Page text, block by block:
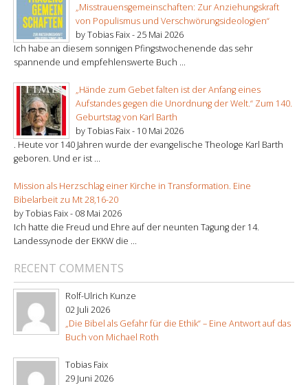
„Misstrauensgemeinschaften: Zur Anziehungskraft
von Populismus und Verschwörungsideologien“
by Tobias Faix -25 Mai 2026
Ich habe an diesem sonnigen Pfingstwochenende das sehr
spannende und empfehlenswerte Buch ...
„Hände zum Gebet falten ist der Anfang eines
Aufstandes gegen die Unordnung der Welt.“ Zum 140.
Geburtstag von Karl Barth
by Tobias Faix - 10 Mai 2026
. Heute vor 140 Jahren wurde der evangelische Theologe Karl Barth
geboren. Und er ist ...
Mission als Herzschlag einer Kirche in Transformation. Eine
Bibelarbeit zu Mt 28,16-20
by Tobias Faix - 08 Mai 2026
Ich hatte die Freud und Ehre auf der neunten Tagung der 14.
Landessynode der EKKW die ...
RECENT COMMENTS
Rolf-Ulrich Kunze
02 Juli 2026
„Die Bibel als Gefahr für die Ethik“ – Eine Antwort auf das
Buch von Michael Roth
Tobias Faix
29 Juni 2026